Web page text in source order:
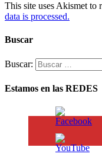
This site uses Akismet to
data is processed.
Buscar
Buscar:
Estamos en las REDES